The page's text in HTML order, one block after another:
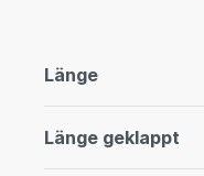
Länge
Länge geklappt